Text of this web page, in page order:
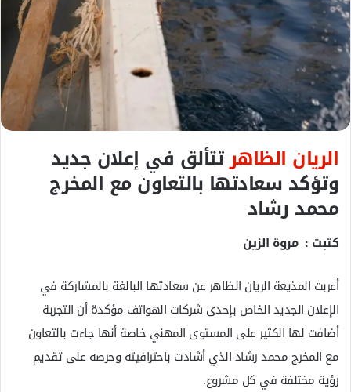
الريان الظاهرتتألق في إعلان جديد
وتؤكد سعادتها بالتعاون مع المخرج
محمد رشاد
كتبت : مروة الزين
أعربت المذيعة الريان الظاهر عن سعادتها البالغة بالمشاركة في
الإعلان الجديد الخاص بإحدى شركات الهواتف مؤكدة أن التجربة
أضافت لها الكثير على المستوى المهني خاصة أنها جاءت بالتعاون
مع المخرج محمد رشاد الذي أشادت باحترافيته وحرصه على تقديم
رؤية مختلفة في كل مشروع.